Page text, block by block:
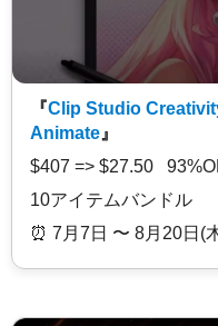
『Clip Studio
Animate 』
$407 => $27.50
10アイテムバンドル
⏰️ 7月7日 〜 8月20日(